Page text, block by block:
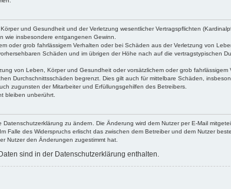
und Gesundheit und der Verletzung wesentlicher Vertragspflichten
wie insbesondere entgangenen Gewinn.
oder grob fahrlässigem Verhalten oder bei Schäden aus der Verletzung von
Schäden und im übrigen der Höhe nach auf die vertragstypischen
von Leben, Körper und Gesundheit oder vorsätzlichem oder grob
Durchschnittsschäden begrenzt. Dies gilt auch für mittelbare Schäden,
zugunsten der Mitarbeiter und Erfüllungsgehilfen des Betreibers.
bleiben unberührt.
zu ändern. Die Änderung wird dem Nutzer per E-Mail
Falle des Widerspruchs erlischt das zwischen dem Betreiber und dem Nutzer
Nutzer den Änderungen zugestimmt hat.
sind in der Datenschutzerklärung enthalten.